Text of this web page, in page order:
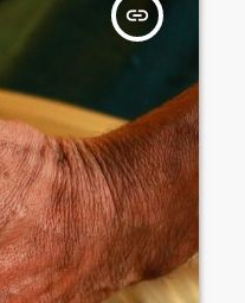
insert_link